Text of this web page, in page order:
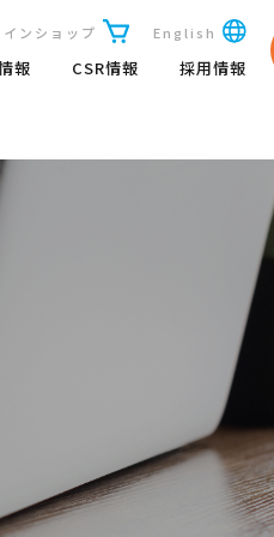
ンショップ English
報 CSR情報 採用情報